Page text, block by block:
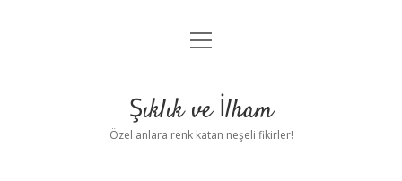
Anasayfa
Yasal Uyarı
menüyü
Şıklık ve İlham
Özel anlara renk katan neşeli fikirler!